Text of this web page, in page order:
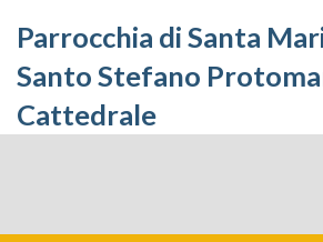
Parrocchia di Santa
Santo Stefano
Cattedrale